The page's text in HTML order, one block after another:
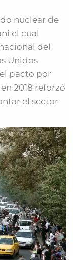
nuclear de
el cual
del
Unidos
pacto por
2018 reforzó
el sector